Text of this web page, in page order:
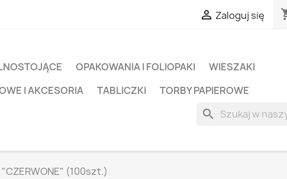
 Zaloguj się
OPAKOWANIA I FOLIOPAKI
WIESZAKI
I AKCESORIA TABLICZKI TORBY PAPIEROWE
search
(100szt.)